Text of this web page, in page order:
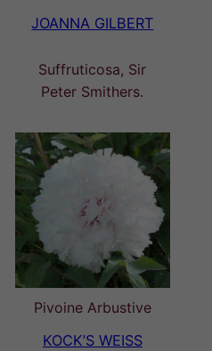
JOANNA GILBERT
Suffruticosa, Sir
Peter Smithers.
Pivoine Arbustive
KOCK’S WEISS